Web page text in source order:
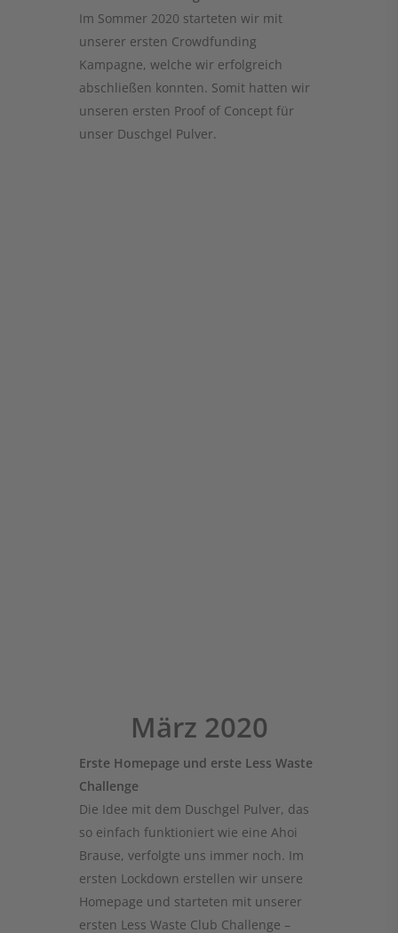
Im Sommer 2020 starteten wir mit
unserer ersten Crowdfunding
Kampagne, welche wir erfolgreich
abschließen konnten. Somit hatten wir
unseren ersten Proof of Concept für
unser Duschgel Pulver.
März 2020
Erste Homepage und erste Less Waste
Challenge
Die Idee mit dem Duschgel Pulver, das
so einfach funktioniert wie eine Ahoi
Brause, verfolgte uns immer noch. Im
ersten Lockdown erstellen wir unsere
Homepage und starteten mit unserer
ersten Less Waste Club Challenge –